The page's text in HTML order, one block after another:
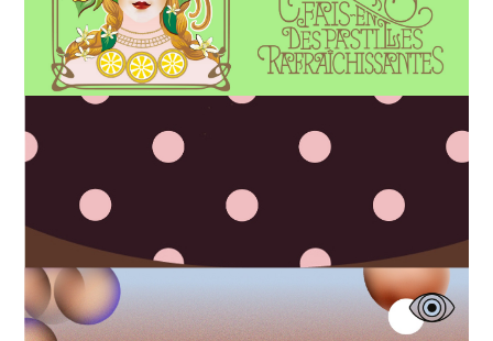
Motion design